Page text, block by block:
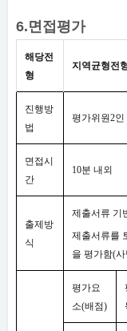
6.면접평가
해당전
형
지역균형전
진행방
법
평가위원2인
면접시
간
10분 내외
출제방
식
제출서류 기
제출서류를
을 평가함(사
평가요
소(배점)